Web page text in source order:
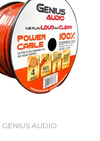
GENIUS AUDIO